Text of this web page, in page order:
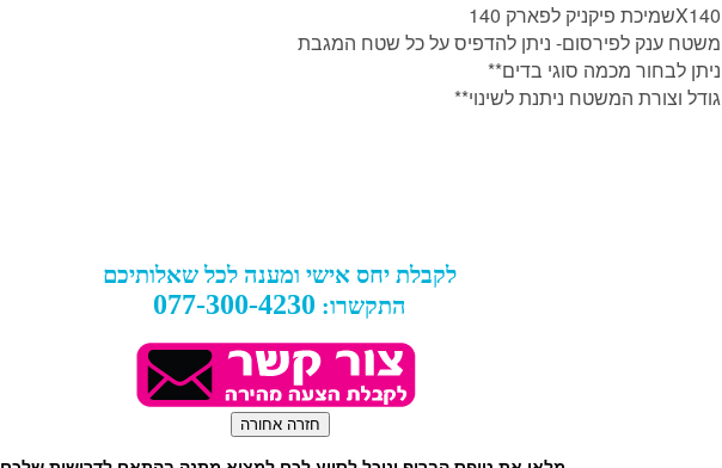
שמיכת פיקניק לפארק 140X140
משטח ענק לפירסום- ניתן להדפיס על כל שטח המגבת
**ניתן לבחור מכמה סוגי בדים
**גודל וצורת המשטח ניתנת לשינוי
לקבלת יחס אישי ומענה לכל שאלותיכם
התקשרו: 077-300-4230